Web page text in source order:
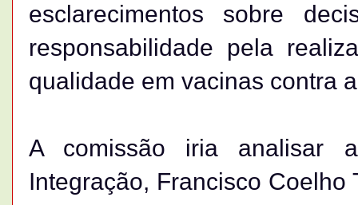
esclarecimentos sobre
responsabilidade pela
qualidade em vacinas contra
A comissão iria analisar
Integração, Francisco Coelho